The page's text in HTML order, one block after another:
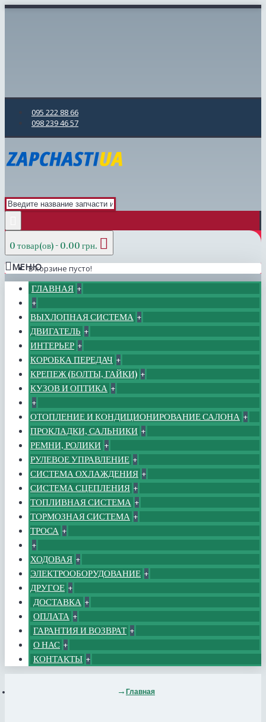
095 222 88 66
098 239 46 57
0 товар(ов) - 0.00 грн.
В корзине пусто!
МЕНЮ
ГЛАВНАЯ +
+
ВЫХЛОПНАЯ СИСТЕМА +
ДВИГАТЕЛЬ +
ИНТЕРЬЕР +
КОРОБКА ПЕРЕДАЧ +
КРЕПЕЖ (БОЛТЫ, ГАЙКИ) +
КУЗОВ И ОПТИКА +
+
ОТОПЛЕНИЕ И КОНДИЦИОНИРОВАНИЕ САЛОНА +
ПРОКЛАДКИ, САЛЬНИКИ +
РЕМНИ, РОЛИКИ +
РУЛЕВОЕ УПРАВЛЕНИЕ +
СИСТЕМА ОХЛАЖДЕНИЯ +
СИСТЕМА СЦЕПЛЕНИЯ +
ТОПЛИВНАЯ СИСТЕМА +
ТОРМОЗНАЯ СИСТЕМА +
ТРОСА +
+
ХОДОВАЯ +
ЭЛЕКТРООБОРУДОВАНИЕ +
ДРУГОЕ +
ДОСТАВКА +
ОПЛАТА +
ГАРАНТИЯ И ВОЗВРАТ +
О НАС +
КОНТАКТЫ +
Главная